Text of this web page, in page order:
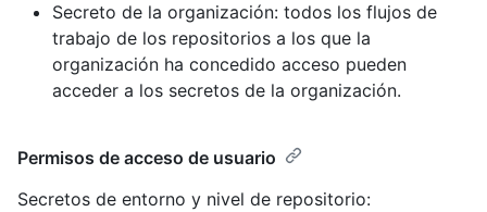
Secreto de la organización: todos los flujos de
trabajo de los repositorios a los que la
organización ha concedido acceso pueden
acceder a los secretos de la organización.
Permisos de acceso de usuario
Secretos de entorno y nivel de repositorio: